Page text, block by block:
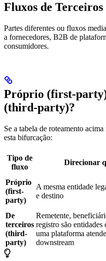
Fluxos de
Partes diferentes ou fluxos
a fornecedores, B2B de
consumidores.
Próprio (first-
(third-party)?
Se a tabela de roteamento
esta bifurcação:
Tipo de
fluxo
Direcionar
Próprio
(first-
party)
A mesma entidade
e destino
De
terceiros
(third-
party)
Remetente,
registro são entidades
uma plataforma
downstream